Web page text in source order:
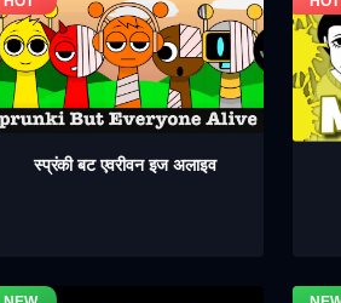
स्प्रंकी बट एवरीवन इज अलाइव